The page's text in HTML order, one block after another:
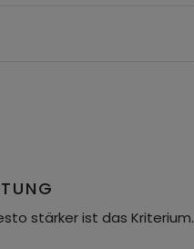
stärker ist das Kriterium.